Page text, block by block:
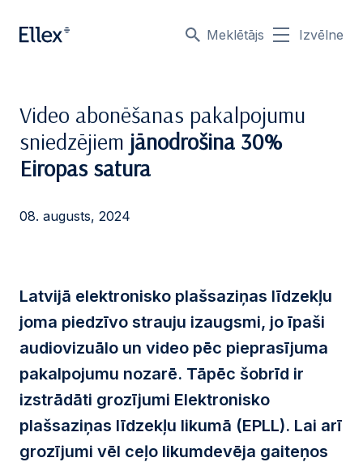
Meklētājs Izvēlne
Video abonēšanas pakalpojumu
sniedzējiem jānodrošina 30%
Eiropas satura
08. augusts, 2024
Latvijā elektronisko plašsaziņas līdzekļu
joma piedzīvo strauju izaugsmi, jo īpaši
audiovizuālo un video pēc pieprasījuma
pakalpojumu nozarē. Tāpēc šobrīd ir
izstrādāti grozījumi Elektronisko
plašsaziņas līdzekļu likumā (EPLL). Lai arī
grozījumi vēl ceļo likumdevēja gaiteņos